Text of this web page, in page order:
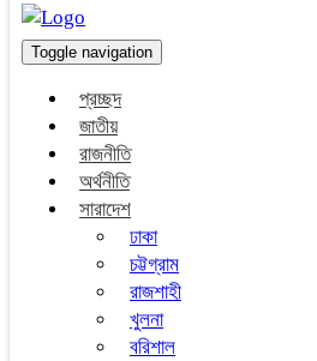
Toggle navigation
প্রচ্ছদ
জাতীয়
রাজনীতি
অর্থনীতি
সারাদেশ
ঢাকা
চট্টগ্রাম
রাজশাহী
খুলনা
বরিশাল